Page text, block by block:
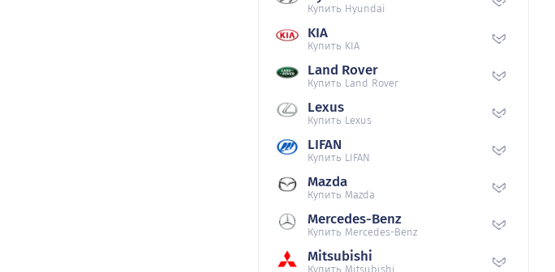
Купить Hyundai
KIA
Купить KIA
Land Rover
Купить Land Rover
Lexus
Купить Lexus
LIFAN
Купить LIFAN
Mazda
Купить Mazda
Mercedes-Benz
Купить Mercedes-Benz
Mitsubishi
Купить Mitsubishi